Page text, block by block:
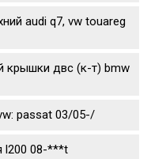
audi q7, vw touareg
крышки двс (к-т) bmw
passat 03/05-/
l200 08-***t